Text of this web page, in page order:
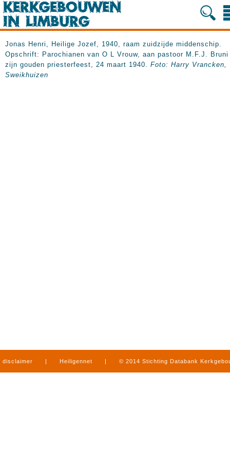
Jonas Henri, Heilige Jozef, 1940, raam zuidzijde
Opschrift: Parochianen van O L Vrouw, aan pastoor M.F.J.
zijn gouden priesterfeest, 24 maart 1940. Foto: Harry Vrancken,
Sweikhuizen
disclaimer | Heiligennet | © 2014 Stichting Databank